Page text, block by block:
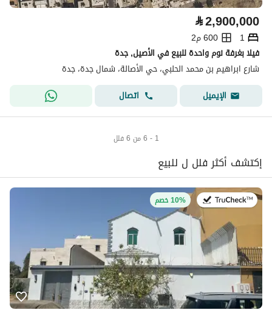
⃁2,900,000
1
600 م2
فيلا بغرفة نوم واحدة للبيع في الأصيل, جدة
شارع ابراهيم بن محمد الحلبي، حي الأصالة، شمال جدة، جدة
الإيميل
اتصال
1 - 6 من 6 فلل
إكتشف أكثر فلل ل للبيع
في:27 يوليو 202610% خصم